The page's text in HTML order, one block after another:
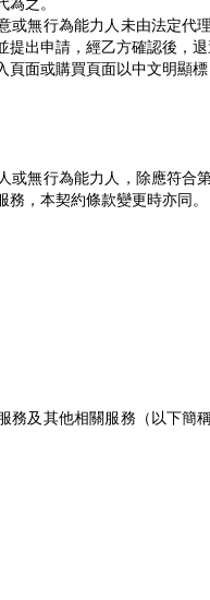
之。
或無行為能力人未由法定代
出申請，經乙方確認後，退
頁面或購買頁面以中文明顯標
或無行為能力人，除應符合
，本契約條款變更時亦同。
務及其他相關服務（以下簡